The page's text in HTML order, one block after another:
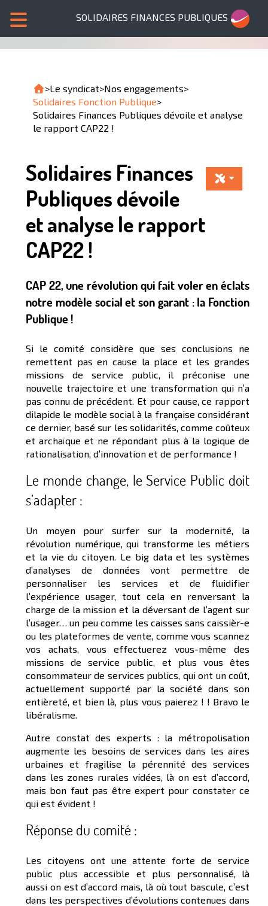
SOLIDAIRES FINANCES PUBLIQUES
>Le syndicat>Nos engagements>
Solidaires Fonction Publique>
Solidaires Finances Publiques dévoile et analyse
le rapport CAP22 !
Solidaires Finances
Publiques dévoile
et analyse le rapport
CAP22 !
CAP 22, une révolution qui fait voler en éclats
notre modèle social et son garant : la Fonction
Publique !
Si le comité considère que ses conclusions ne
remettent pas en cause la place et les grandes
missions de service public, il préconise une
nouvelle trajectoire et une transformation qui n’a
pas connu de précédent. Et pour cause, ce rapport
dilapide le modèle social à la française considérant
ce dernier, basé sur les solidarités, comme coûteux
et archaïque et ne répondant plus à la logique de
rationalisation, d’innovation et de performance !
Le monde change, le Service Public doit
s’adapter :
Un moyen pour surfer sur la modernité, la
révolution numérique, qui transforme les métiers
et la vie du citoyen. Le big data et les systèmes
d’analyses de données vont permettre de
personnaliser les services et de fluidifier
l’expérience usager, tout cela en renversant la
charge de la mission et la déversant de l’agent sur
l’usager… un peu comme les caisses sans caissièr-e
ou les plateformes de vente, comme vous scannez
vos achats, vous effectuerez vous-même des
missions de service public, et plus vous êtes
consommateur de services publics, qui ont un coût,
actuellement supporté par la société dans son
entièreté, et bien là, plus vous paierez ! ! Bravo le
libéralisme.
Autre constat des experts : la métropolisation
augmente les besoins de services dans les aires
urbaines et fragilise la pérennité des services
dans les zones rurales vidées, là on est d’accord,
mais bon faut pas être expert pour constater ce
qui est évident !
Réponse du comité :
Les citoyens ont une attente forte de service
public plus accessible et plus personnalisé, là
aussi on est d’accord mais, là où tout bascule, c’est
dans les perspectives d’évolutions contenues dans